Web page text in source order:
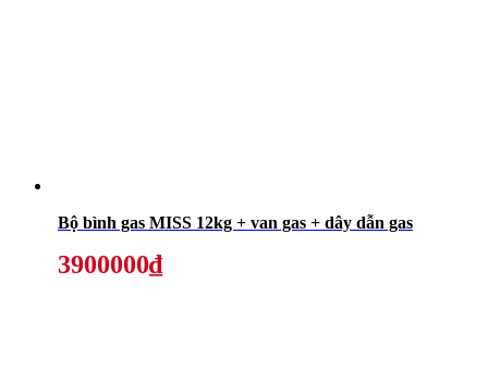
Bộ bình gas MISS 12kg + van gas + dây dẫn gas
3900000₫